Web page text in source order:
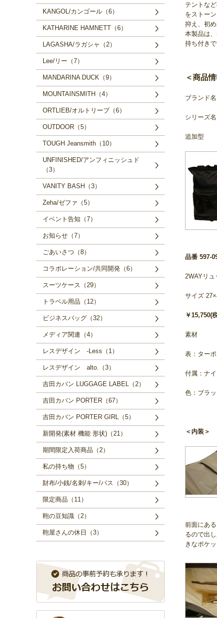
KANGOL/カンゴール（6）
KATHARINE HAMNETT（6）
LAGASHA/ラガシャ（2）
Lee/リー（7）
MANDARINA DUCK（9）
MOUNTAINSMITH（4）
ORTLIEB/オルトリーブ（6）
OUTDOOR（5）
TOUGH Jeansmith（10）
UNFINISHED/アンフィニッシュド
（3）
VANITY BASH（3）
Zeha/ゼファ（5）
イベント告知（7）
お知らせ（7）
ごあいさつ（8）
コラボレーション/共同開発（6）
スーツケース（29）
トラベル用品（12）
ビジネスバッグ（32）
メディア関連（4）
レスデザイン -Less（1）
レスデザイン alto.（3）
吉田カバン LUGGAGE LABEL（2）
吉田カバン PORTER（67）
吉田カバン PORTER GIRL（5）
新開発(素材 機能 形状)（21）
期間限定入荷商品（2）
私の持ち物（5）
財布/小銭/名刺/キー/パス（30）
限定商品（11）
鞄の豆知識（2）
鞄屋さんの休日（3）
テントな
をストー
抑え、初
本製品は
持ち付き
＜商品
ブランド
シリーズ
追加型
品番 597-
2WAYリ
サイズ
￥15,750(
素材
表：ター
付属：ナ
色：ブラ
＜内装＞
前面にあ
るので出
きなポケ